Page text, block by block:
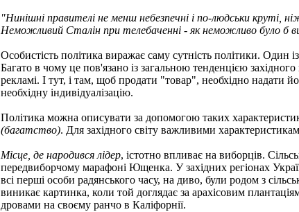
"Нинішні правителі не менш небезпечні і по-людськи круті,
Неможливий Сталін при телебаченні - як неможливо було б
Особистість політика виражає саму сутність політики. Один
Багато в чому це пов'язано із загальною тенденцією
рекламі. І тут, і там, щоб продати "товар", необхідно надати
необхідну індивідуалізацію.
Політика можна описувати за допомогою таких
(багатство). Для західного світу важливими
Місце, де народився лідер, істотно впливає на виборців.
передвиборчому марафоні Ющенка. У західних регіонах
всі перші особи радянського часу, на диво, були родом з
виникає картинка, коли той доглядає за арахісовим
дровами на своєму ранчо в Каліфорнії.